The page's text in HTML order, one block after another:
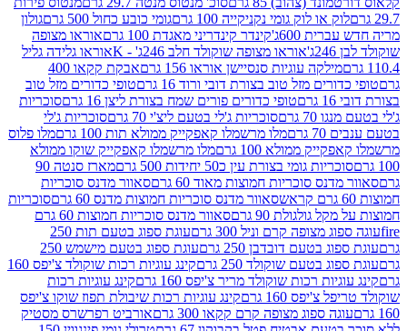
או לוק גומי נקניקייה 100 גרם
גומי כובע כחול 500 גרם
גולון
600ג'
קינדר קינדריני מאגדת 100 גרם
אוראו מצופה
אוראו מצופה שוקולד חלב 246ג' - K
אוראו גלידה גליל
מילקה עוגיות סנסיישן אוראו 156 גרם
אבקת קקאו 400
מזל טוב בצורת דובי ורוד 16 גרם
טופי כדורים מזל טוב
טופי כדורים פורים שמח בצורת ליצן 16 גרם
סוכריות
גרם
סוכריות ג'לי בטעם ליצ'י 70 גרם
סוכריות ג'לי
מלו מרשמלו קאפקייק ממולא תות 100 גרם
מלו פלוס
ממולא 100 גרם
מלו מרשמלו קאפקייק שוקו ממולא
גומי בצורת עין כ50 יחידות 500 גרם
מארז סנטה 90
סוכריות חמוצות מאוד 60 גרם
סאוור מדנס סוכריות
סאוור מדנס סוכריות חמוצות מדנס 60 גרם
סוכריות
גולגולת 90 גרם
סאוור מדנס סוכריות חמוצות 60 גרם
מצופה קרם וניל 300 גרם
עוגת ספוג בטעם תות 250
בטעם דובדבן 250 גרם
עוגת ספוג בטעם מישמש 250
בטעם שוקולד 250 גרם
קינג עוגיות רכות שוקולד צ'יפס 160
רכות שוקולד מריר צ'יפס 160 גרם
קינג עוגיות רכות
160 גרם
קינג עוגיות רכות שיבולת תפוז שוקו צ'יפס
ספוג מצופה קרם קקאו 300 גרם
אורביט רפרשרס מסטיק